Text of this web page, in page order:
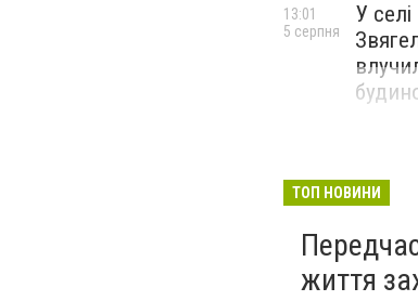
У
13:01
5 серпня
ТОП НОВИНИ
життя